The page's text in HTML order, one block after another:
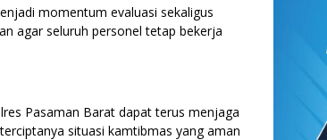
momentum evaluasi sekaligus
agar seluruh personel tetap bekerja
Pasaman Barat dapat terus menjaga
situasi kamtibmas yang aman